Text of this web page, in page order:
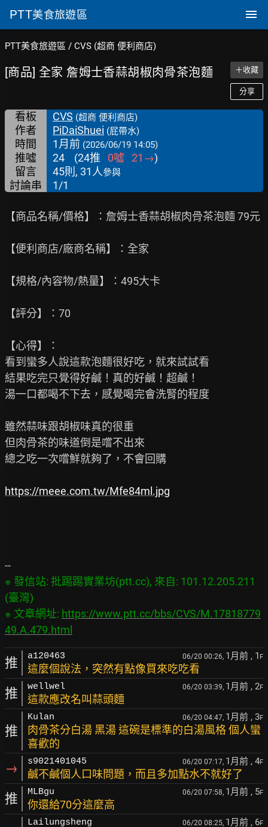
PTT美食旅遊區
PTT美食旅遊區 / CVS (超商 便利商店)
[商品] 全家 詹姆士香蒜胡椒肉骨茶泡麵 ＋收藏
分享
看板 CVS (超商 便利商店)
作者 PiDaiShuei (屁帶水)
時間 1月前 (2026/06/19 14:05)
推噓 24 (24推 0噓 21 →)
留言
45則, 31人參與
討論串 1/1
【商品名稱/價格】：詹姆士香蒜胡椒肉骨茶泡麵 79元
【便利商店/廠商名稱】：全家
【規格/內容物/熱量】：495大卡
【評分】：70
【心得】：
看到蠻多人說這款泡麵很好吃，就來試試看
結果吃完只覺得好鹹！真的好鹹！超鹹！
湯一口都喝不下去，感覺喝完會洗腎的程度
雖然蒜味跟胡椒味真的很重
但肉骨茶的味道倒是嚐不出來
總之吃一次嚐鮮就夠了，不會回購
https://meee.com.tw/Mfe84ml.jpg
※ 發信站: 批踢踢實業坊(ptt.cc), 來自: 101.12.205.211
(臺灣)
※ 文章網址: https://www.ptt.cc/bbs/CVS/M.17818779
49.A.479.html
推 a120463 06/20 00:26, 1月前 , 1 F
這麼個說法，突然有點像買來吃吃看
推 wellwel 06/20 03:39, 1月前 , 2F
這款應改名叫蒜頭麵
推
Kulan 06/20 04:47, 1月前 , 3F
肉骨茶分白湯 黑湯 這碗是標準的白湯風格 個人蠻
喜歡的
→ s9021401045 06/20 07:17, 1月前 , 4F
鹹不鹹個人口味問題，而且多加點水不就好了
推 MLBgu 06/20 07:58, 1月前 , 5F
你還給70分這麼高
Lailungsheng 06/20 08:25, 1月前 , 6F